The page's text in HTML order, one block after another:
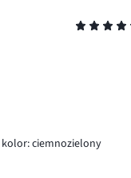
kolor: ciemnozielony